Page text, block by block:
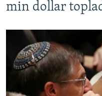
ARAŞDIRMA
MULTIMEDIA
VIDEO
FOTOQALEREYA
RADIO ARXIV
HAQQIMIZDA
min dollar